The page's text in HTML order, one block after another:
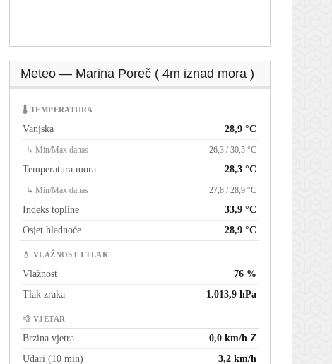
Meteo — Marina Poreč ( 4m iznad mora )
🌡 TEMPERATURA
Vanjska 28,9 °C
↳ Min/Max danas 26,3 / 30,5 °C
Temperatura mora 28,3 °C
↳ Min/Max danas 27,8 / 28,9 °C
Indeks topline
33,9 °C
Osjet hladnoće
28,9 °C
💧 VLAŽNOST I TLAK
Vlažnost
76 %
Tlak zraka
1.013,9 hPa
💨 VJETAR
Brzina vjetra
0,0 km/h Z
Udari (10 min)
3,2 km/h